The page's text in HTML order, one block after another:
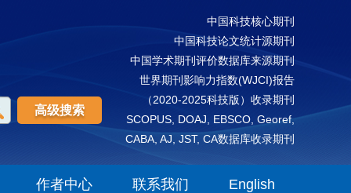
高级搜索
中国科技核心期刊
中国科技论文统计源期刊
中国学术期刊评价数据库来源期刊
世界期刊影响力指数(WJCI)报告
（2020-2025科技版）收录期刊
SCOPUS, DOAJ, EBSCO, Georef,
CABA, AJ, JST, CA数据库收录期刊
作者中心 联系我们 English